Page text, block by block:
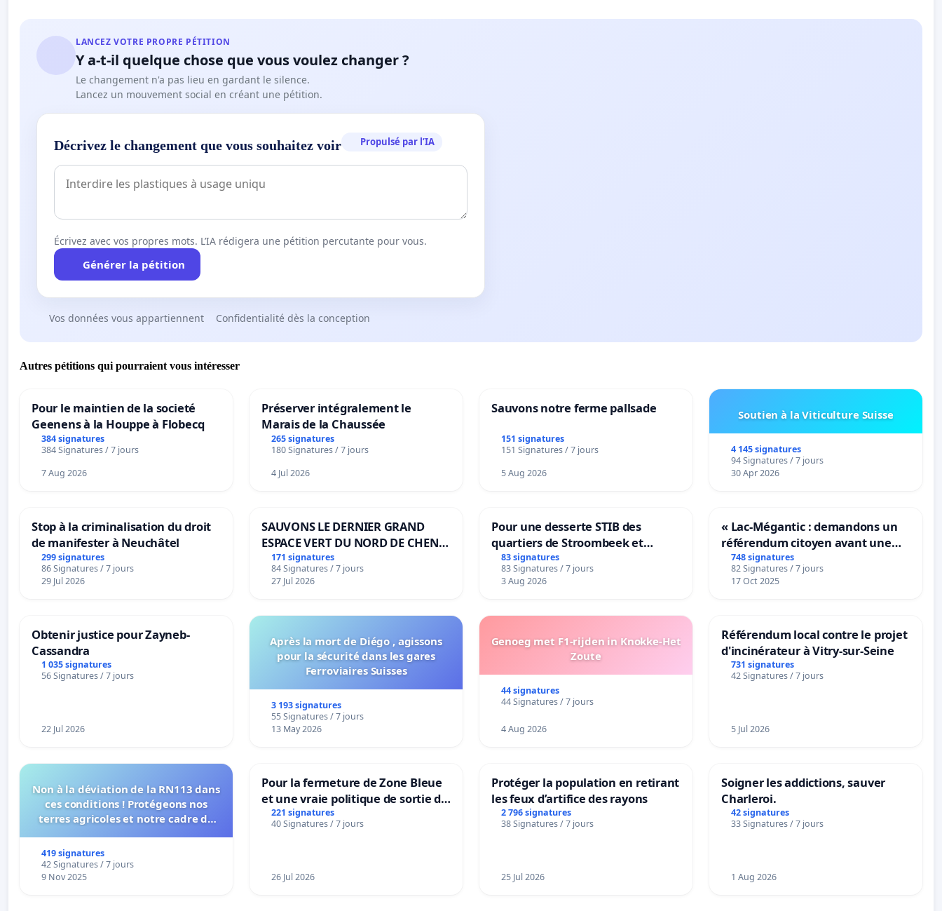
LANCEZ VOTRE PROPRE PÉTITION
Y a-t-il quelque chose que vous voulez changer ?
Le changement n'a pas lieu en gardant le silence.
Lancez un mouvement social en créant une pétition.
Décrivez le changement que vous souhaitez voir Propulsé par l’IA
Écrivez avec vos propres mots. L’IA rédigera une pétition percutante pour vous.
Générer la pétition
Vos données vous appartiennent Confidentialité dès la conception
Autres pétitions qui pourraient vous intéresser
Pour le maintien de la societé
Geenens à la Houppe à Flobecq
384 signatures
384 Signatures / 7 jours
7 Aug 2026
Préserver intégralement le
Marais de la Chaussée
265 signatures
180 Signatures / 7 jours
4 Jul 2026
Sauvons notre ferme pallsade
151 signatures
151 Signatures / 7 jours
5 Aug 2026
Soutien à la Viticulture Suisse
4 145 signatures
94 Signatures / 7 jours
30 Apr 2026
Stop à la criminalisation du droit
de manifester à Neuchâtel
299 signatures
86 Signatures / 7 jours
29 Jul 2026
SAUVONS LE DERNIER GRAND
ESPACE VERT DU NORD DE CHENE-
BOUGERIES
171 signatures
84 Signatures / 7 jours
27 Jul 2026
Pour une desserte STIB des
quartiers de Stroombeek et
Beauval - Voor een MIVB-
bediening van de wijken
Strombeek en Het Voor
83 signatures
83 Signatures / 7 jours
3 Aug 2026
« Lac-Mégantic : demandons un
référendum citoyen avant une
transformation irréversible de
notre territoire »
748 signatures
82 Signatures / 7 jours
17 Oct 2025
Obtenir justice pour Zayneb-
Cassandra
1 035 signatures
56 Signatures / 7 jours
22 Jul 2026
Après la mort de Diégo , agissons
pour la sécurité dans les gares
Ferroviaires Suisses
3 193 signatures
55 Signatures / 7 jours
13 May 2026
Genoeg met F1-rijden in Knokke-Het
Zoute
44 signatures
44 Signatures / 7 jours
4 Aug 2026
Référendum local contre le projet
d'incinérateur à Vitry-sur-Seine
731 signatures
42 Signatures / 7 jours
5 Jul 2026
Non à la déviation de la RN113 dans
ces conditions ! Protégeons nos
terres agricoles et notre cadre de
419 signatures
42 Signatures / 7 jours
9 Nov 2025
Pour la fermeture de Zone Bleue
et une vraie politique de sortie de
la dépendance
221 signatures
40 Signatures / 7 jours
26 Jul 2026
Protéger la population en retirant
les feux d’artifice des rayons
2 796 signatures
38 Signatures / 7 jours
25 Jul 2026
Soigner les addictions, sauver
Charleroi.
42 signatures
33 Signatures / 7 jours
1 Aug 2026